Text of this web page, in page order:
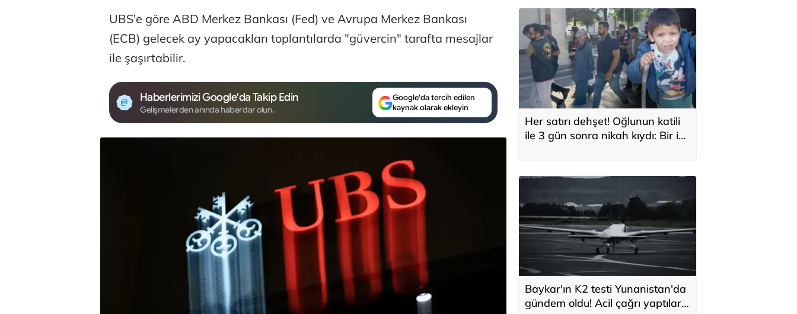
UBS'e göre ABD Merkez Bankası (Fed) ve Avrupa Merkez Bankası
(ECB) gelecek ay yapacakları toplantılarda "güvercin" tarafta mesajlar
ile şaşırtabilir.
Haberlerimizi Google'da Takip Edin
Gelişmelerden anında haberdar olun.
Google'da tercih edilen
kaynak olarak ekleyin
Her satırı dehşet! Oğlunun katili
ile 3 gün sonra nikah kıydı: Bir iki
Baykar'ın K2 testi Yunanistan'da
gündem oldu! Acil çağrı yaptılar...